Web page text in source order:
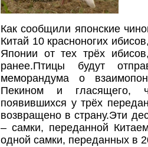
Как сообщили японские
Китай 10 красноногих
Японии от тех трёх
ранее.Птицы будут
меморандума о
Пекином и гласящего,
появившихся у трёх
возвращено в страну.Эти
– самки, переданной
одной самки, переданных в